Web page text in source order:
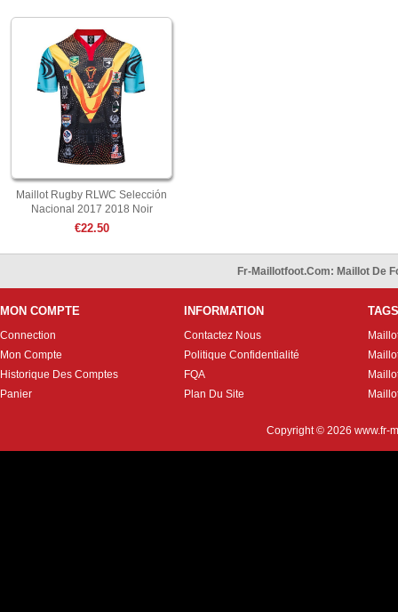
Maillot Rugby RLWC Selección
Nacional 2017 2018 Noir
€22.50
Fr-Maillotfoot.com: Maillot De
MON COMPTE
Connection
Mon Compte
Historique Des Comptes
Panier
INFORMATION
Contactez Nous
Politique Confidentialité
FQA
Plan Du Site
TAGS
Copyright © 2026 www.fr-